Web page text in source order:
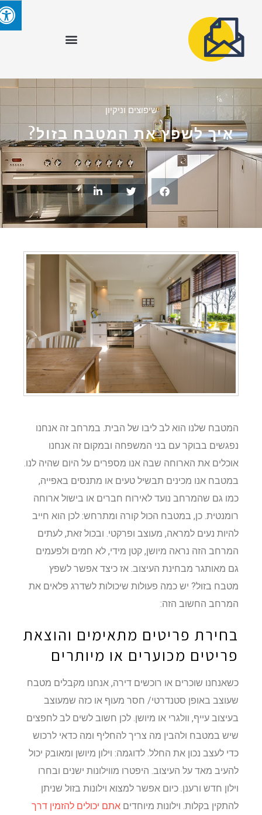
שיפוצים וניקיון
איך לשפץ את המטבח בזול?
המטבח שלנו הוא לב ליבו של הבית. במרחב זה אנחנו
נפגשים בבוקר עם בני המשפחה ובמקום זה אנחנו
אוכלים את הארוחה שבה אנו מספרים על היום שהיה לנו.
במטבח אנו מכינים תבשיל טעים או מתנסים באפייה,
כמו גם שהמרחב נועד לאירוח חברים או בישול ארוחה
רומנטית. כן, במטבח הכול קורה ומתרחש: לכן הוא חייב
להיות נעים למראה, מעוצב ופרקטי. ובכול זאת, לעתים
המרחב הזה נראה מיושן, קטן מידי, לא חמים ולפעמים
גם מאותגר מבחינת העיצוב. אז כיצד אפשר לשפץ
מטבח בזול? יש כמה פעולות שיכולות לשדרג פלאים את
המרחב החשוב הזה:
בחירת פריטים מתאימים והוצאת
פריטים מכוערים או מיותרים
כשאנחנו שוכרים או רוכשים דירה, אנחנו מקבלים מטבח
שעוצב באופן סטנדרטי/ חסר מעוף או כזה שמעוצב
בעיצוב עייף, וולגרי או מיושן. לכן חשוב לשים לב לחפצים
שיש במטבח ולהבין מה צריך להחליף ומה כדאי לרכוש
כדי לעצב נכון את החלל. לדוגמה: וילון מיושן ומאובק יכול
להעיב מאד על העיצוב. היפטרו מווילונות ישנים ובחרו
וילון חדש ורענן. כיום אפשר למצוא וילונות בזול שניתן
להתקין בקלות. וילונות מיוחדיםאתם יכולים להזמין דרך